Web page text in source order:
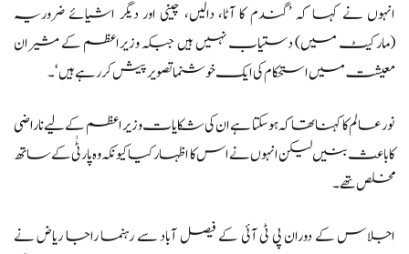
انہوں نے کہا کہ ’گندم کا آٹا، دالیں، چینی اور دیگر اشیائے ضروریہ
(مارکیٹ میں) دستیاب نہیں ہیں جبکہ وزیراعظم کے مشیران
معیشت میں استحکام کی ایک خوشنما تصویر پیش کر رہے ہیں‘۔
نور عالم کا کہنا تھا کہ ہوسکتا ہے ان کی شکایات وزیراعظم کے لیے ناراضی
کا باعث بنیں لیکن انہوں نے اس کا اظہار کیا کیونکہ وہ پارٹٰی کے ساتھ
مخلص تھے۔
اجلاس کے دوران پی ٹی آئی کے فیصل آباد سے رہنما راجا ریاض نے